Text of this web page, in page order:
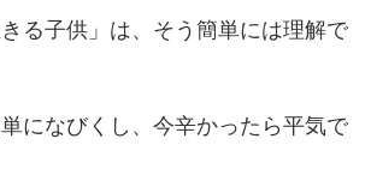
る子供」は、そう簡単には理解で
になびくし、今辛かったら平気で